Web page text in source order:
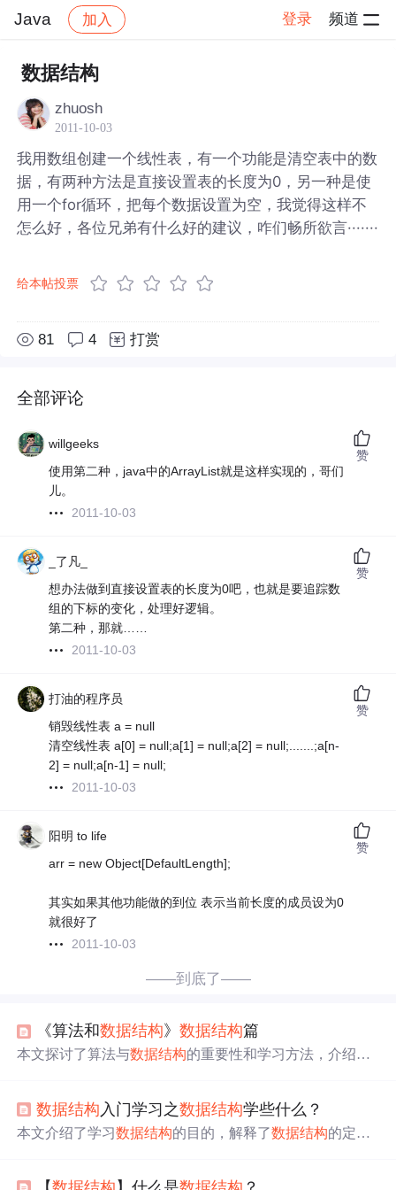
Java 加入 登录 频道
社区 Java
数据结构
zhuosh
2011-10-03
我用数组创建一个线性表，有一个功能是清空表中的数
据，有两种方法是直接设置表的长度为0，另一种是使
用一个for循环，把每个数据设置为空，我觉得这样不
怎么好，各位兄弟有什么好的建议，咋们畅所欲言·······
给本帖投票
81 4 打赏
全部评论
willgeeks
使用第二种，java中的ArrayList就是这样实现的，哥们
儿。
2011-10-03
赞
_了凡_
想办法做到直接设置表的长度为0吧，也就是要追踪数
组的下标的变化，处理好逻辑。
第二种，那就……
2011-10-03
赞
打油的程序员
销毁线性表 a = null
清空线性表 a[0] = null;a[1] = null;a[2] = null;.......;a[n-
2] = null;a[n-1] = null;
2011-10-03
赞
阳明 to life
arr = new Object[DefaultLength];
其实如果其他功能做的到位 表示当前长度的成员设为0
就很好了
2011-10-03
赞
——到底了——
《算法和数据结构》数据结构篇
本文探讨了算法与数据结构的重要性和学习方法，介绍了
用实例。
数据结构 入门学习之数据结构学些什么？
本文介绍了学习数据结构的目的，解释了数据结构的定